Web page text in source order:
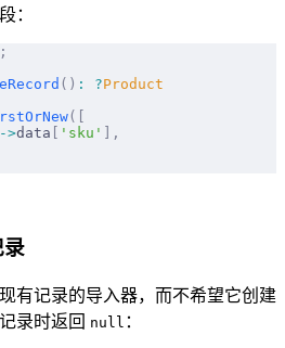
：
;
() : ?Product
([
->data 'sku'
],
录
有记录的导入器，而不希望它创建
录时返回 null ：